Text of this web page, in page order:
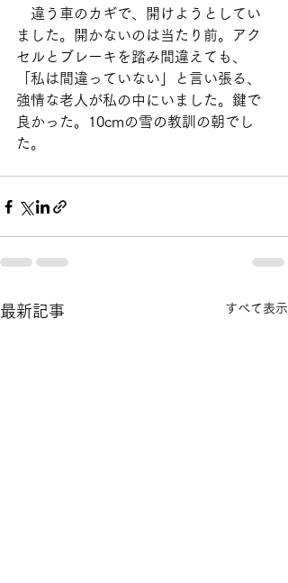
違う車のカギで、開けようとしてい
ました。開かないのは当たり前。アク
セルとブレーキを踏み間違えても、
「私は間違っていない」と言い張る、
強情な老人が私の中にいました。鍵で
良かった。10cmの雪の教訓の朝でし
た。
最新記事 すべて表示